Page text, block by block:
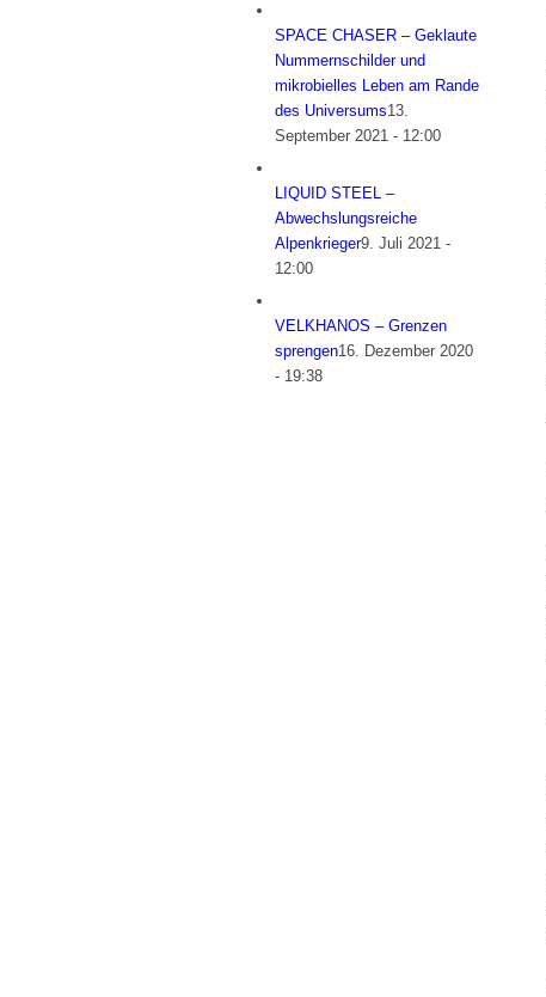
SPACE CHASER – Geklaute
Nummernschilder und
mikrobielles Leben am Rande
des Universums13.
September 2021 - 12:00
LIQUID STEEL –
Abwechslungsreiche
Alpenkrieger9. Juli 2021 -
12:00
VELKHANOS – Grenzen
sprengen16. Dezember 2020
- 19:38